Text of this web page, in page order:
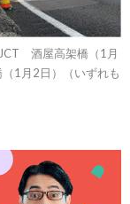
酒屋高架橋（1月
1月2日）（いずれも